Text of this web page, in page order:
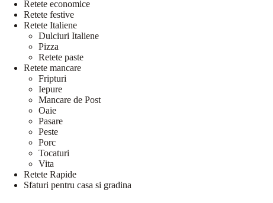
Retete economice
Retete festive
Retete Italiene
Dulciuri Italiene
Pizza
Retete paste
Retete mancare
Fripturi
Iepure
Mancare de Post
Oaie
Pasare
Peste
Porc
Tocaturi
Vita
Retete Rapide
Sfaturi pentru casa si gradina